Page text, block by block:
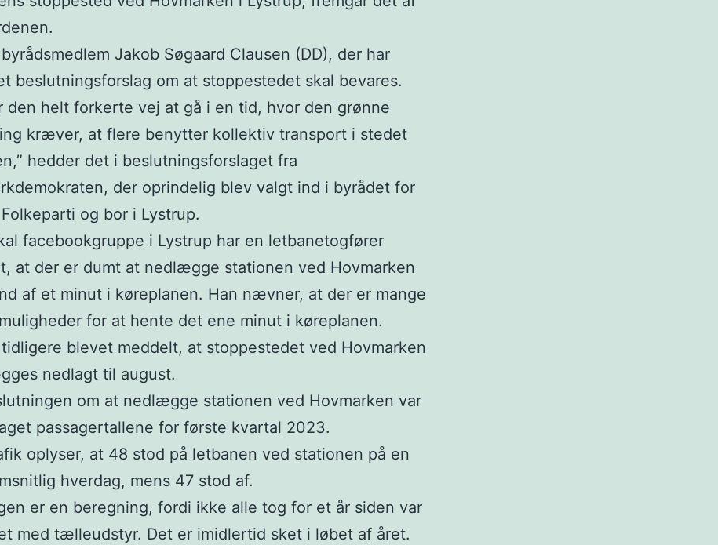
Jakob Søgaard Clausen (DD), der har
beslutningsforslag om at stoppestedet skal bevares.
den helt forkerte vej at gå i en tid, hvor den grønne
kræver, at flere benytter kollektiv transport i stedet
hedder det i beslutningsforslaget fra
der oprindelig blev valgt ind i byrådet for
og bor i Lystrup.
facebookgruppe i Lystrup har en letbanetogfører
at der er dumt at nedlægge stationen ved Hovmarken
af et minut i køreplanen. Han nævner, at der er mange
for at hente det ene minut i køreplanen.
blevet meddelt, at stoppestedet ved Hovmarken
nedlagt til august.
om at nedlægge stationen ved Hovmarken var
passagertallene for første kvartal 2023.
oplyser, at 48 stod på letbanen ved stationen på en
hverdag, mens 47 stod af.
er en beregning, fordi ikke alle tog for et år siden var
med tælleudstyr. Det er imidlertid sket i løbet af året.